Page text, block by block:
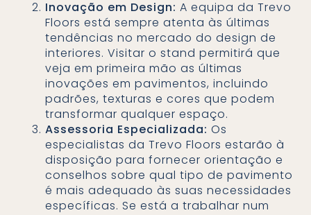
Inovação em Design: A equipa da Trevo
Floors está sempre atenta às últimas
tendências no mercado do design de
interiores. Visitar o stand permitirá que
veja em primeira mão as últimas
inovações em pavimentos, incluindo
padrões, texturas e cores que podem
transformar qualquer espaço.
Assessoria Especializada: Os
especialistas da Trevo Floors estarão à
disposição para fornecer orientação e
conselhos sobre qual tipo de pavimento
é mais adequado às suas necessidades
específicas. Se está a trabalhar num